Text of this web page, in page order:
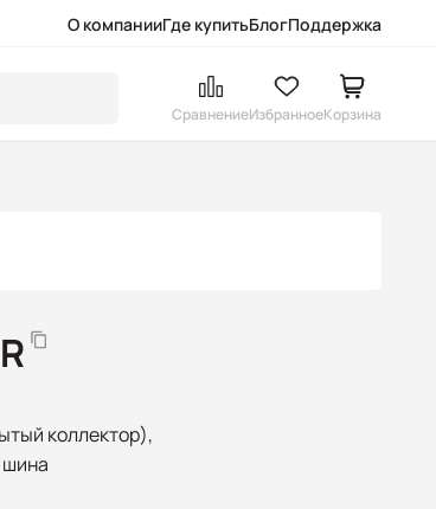
О компанииГде купитьБлогПоддержка
СравнениеИзбранноеКорзина
коллектор),
шина